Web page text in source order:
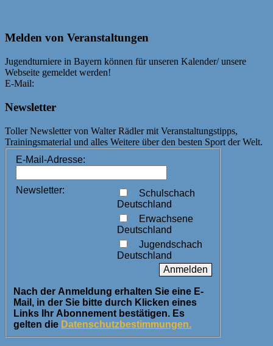
Melden von Veranstaltungen
Jugendturniere in Bayern können für unseren Kalender/ unsere
Webseite gemeldet werden!
E-Mail:
Newsletter
Toller Newsletter von Walter Rädler mit Veranstaltungstipps,
Trainingsmaterial und alles Weitere über den besten Sport der Welt.
E-Mail-Adresse:
Newsletter:
Schulschach
Deutschland
Erwachsene
Deutschland
Jugendschach
Deutschland
Nach der Anmeldung erhalten Sie eine E-
Mail, in der Sie bitte durch Klicken eines
Links Ihr Abonnement bestätigen. Es
gelten die Datenschutzbestimmungen.